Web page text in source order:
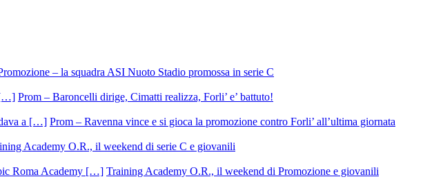
– la squadra ASI Nuoto Stadio promossa in serie C
Prom – Baroncelli dirige, Cimatti realizza, Forli’ e’ battuto!
Prom – Ravenna vince e si gioca la promozione contro Forli’ all’ultima giornata
Academy O.R., il weekend di serie C e giovanili
Training Academy O.R., il weekend di Promozione e giovanili